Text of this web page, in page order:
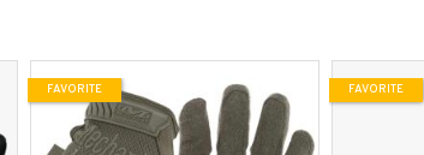
FAVORITE FAVORITE